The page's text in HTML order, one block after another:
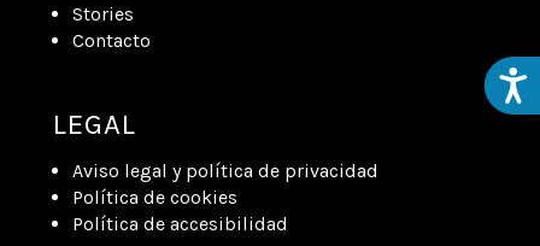
Stories
Contacto
LEGAL
Aviso legal y política de privacidad
Política de cookies
Política de accesibilidad